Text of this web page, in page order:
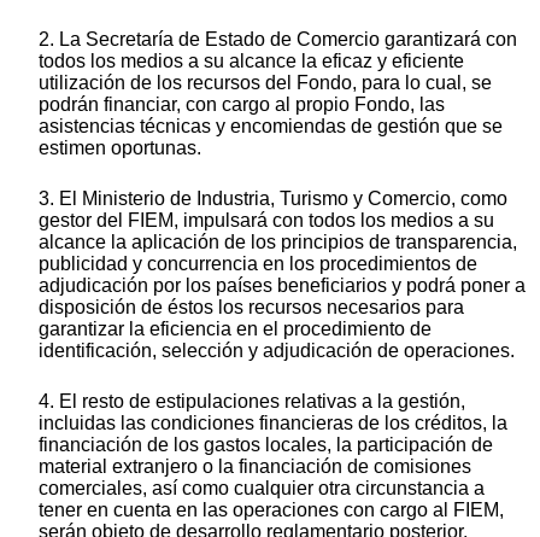
2. La Secretaría de Estado de Comercio garantizará con
todos los medios a su alcance la eficaz y eficiente
utilización de los recursos del Fondo, para lo cual, se
podrán financiar, con cargo al propio Fondo, las
asistencias técnicas y encomiendas de gestión que se
estimen oportunas.
3. El Ministerio de Industria, Turismo y Comercio, como
gestor del FIEM, impulsará con todos los medios a su
alcance la aplicación de los principios de transparencia,
publicidad y concurrencia en los procedimientos de
adjudicación por los países beneficiarios y podrá poner a
disposición de éstos los recursos necesarios para
garantizar la eficiencia en el procedimiento de
identificación, selección y adjudicación de operaciones.
4. El resto de estipulaciones relativas a la gestión,
incluidas las condiciones financieras de los créditos, la
financiación de los gastos locales, la participación de
material extranjero o la financiación de comisiones
comerciales, así como cualquier otra circunstancia a
tener en cuenta en las operaciones con cargo al FIEM,
serán objeto de desarrollo reglamentario posterior.